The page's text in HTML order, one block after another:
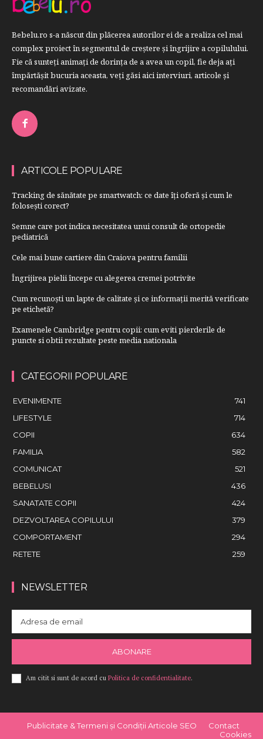
Bebelu.ro s-a născut din plăcerea autorilor ei de a realiza cel mai
complex proiect în segmentul de creştere şi îngrijire a copilulului.
Fie că sunteţi animaţi de dorinţa de a avea un copil, fie deja aţi
împărtăşit bucuria aceasta, veți găsi aici interviuri, articole şi
recomandări avizate.
ARTICOLE POPULARE
Tracking de sănătate pe smartwatch: ce date îți oferă și cum le
folosești corect?
Semne care pot indica necesitatea unui consult de ortopedie
pediatrică
Cele mai bune cartiere din Craiova pentru familii
Îngrijirea pielii începe cu alegerea cremei potrivite
Cum recunoști un lapte de calitate și ce informații merită verificate
pe etichetă?
Examenele Cambridge pentru copii: cum eviti pierderile de
puncte si obtii rezultate peste media nationala
CATEGORII POPULARE
EVENIMENTE
741
LIFESTYLE
714
COPII
634
FAMILIA
582
COMUNICAT
521
BEBELUSI
436
SANATATE COPII
424
DEZVOLTAREA COPILULUI
379
COMPORTAMENT
294
RETETE
259
NEWSLETTER
ABONARE
Am citit si sunt de acord cu Politica de confidentialitate.
Publicitate & Termeni și Condiții Articole SEO
Contact
Cookies